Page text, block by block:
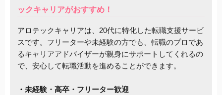
ックキャリアがおすすめ！
アロテックキャリアは、20代に特化した転職支援サービ
スです。フリーターや未経験の方でも、転職のプロであ
るキャリアアドバイザーが親身にサポートしてくれるの
で、安心して転職活動を進めることができます。
未経験・高卒・フリーター歓迎